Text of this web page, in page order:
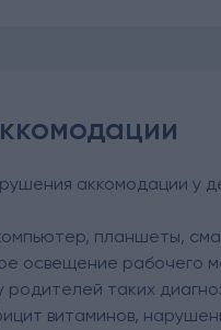
аккомодации у
планшеты,
освещение рабочего
таких
витаминов,